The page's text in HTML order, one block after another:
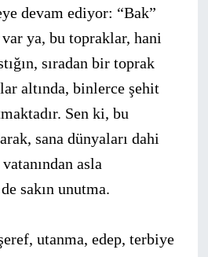
devam ediyor: “Bak”
ya, bu topraklar, hani
sıradan bir toprak
altında, binlerce şehit
Sen ki, bu
sana dünyala­rı dahi
asla
sakın unutma.
utanma, edep, terbiye